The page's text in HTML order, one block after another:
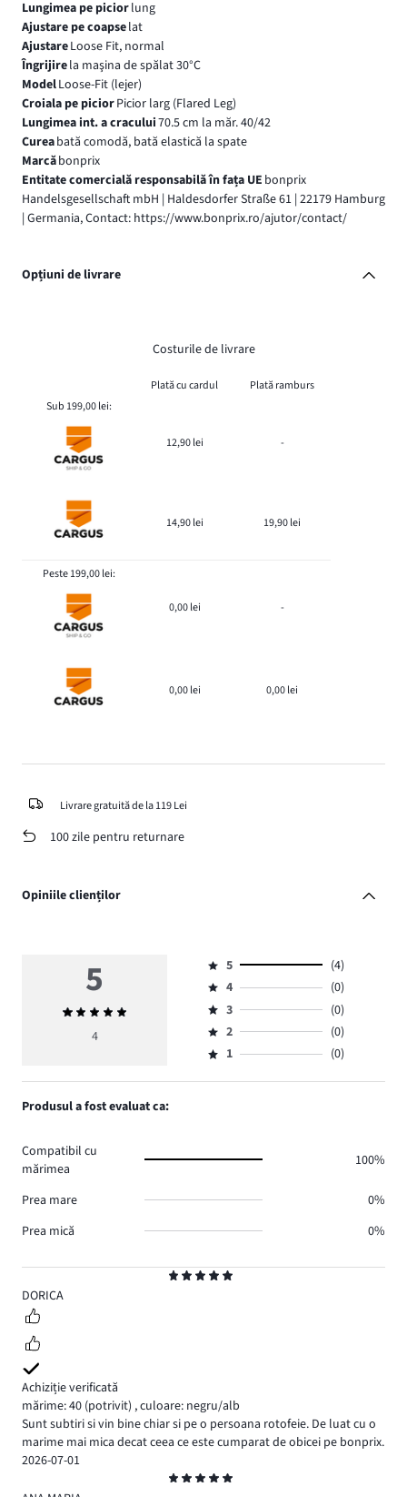
Lungimea pe piciorlung
Ajustare pe coapselat
AjustareLoose Fit, normal
Îngrijirela maşina de spălat 30°C
ModelLoose-Fit (lejer)
Croiala pe piciorPicior larg (Flared Leg)
Lungimea int. a cracului70.5 cm la măr. 40/42
Cureabată comodă, bată elastică la spate
Marcăbonprix
Entitate comercială responsabilă în fața UE bonprix
Handelsgesellschaft mbH | Haldesdorfer Straße 61 | 22179 Hamburg
| Germania, Contact: https://www.bonprix.ro/ajutor/contact/
Opțiuni de livrare
Costurile de livrare
Plată cu cardul
Plată ramburs
Sub 199,00 lei:
12,90 lei -
14,90 lei 19,90 lei
Peste 199,00 lei:
0,00 lei -
0,00 lei 0,00 lei
Livrare gratuită de la 119 Lei
100 zile pentru returnare
Opiniile clienților
5
DORICA
Achiziție verificată
mărime: 40 (potrivit) ,culoare: negru/alb
Sunt subtiri si vin bine chiar si pe o persoana rotofeie. De luat cu o
marime mai mica decat ceea ce este cumparat de obicei pe bonprix.
2026-07-01
5
Evaluarea
medie
4
Evaluare
5,
numărul
de
voturi
4.
5
(4)
Evaluare
4,
numărul
de
0.
4
(0)
Evaluare
3,
numărul
3
(0)
Evaluare
2,
2
(0)
Evaluare
1,
1 (0)
Produsul a fost evaluat ca:
Compatibil cu
mărimea
100%
Prea mare
0%
Prea mică
0%